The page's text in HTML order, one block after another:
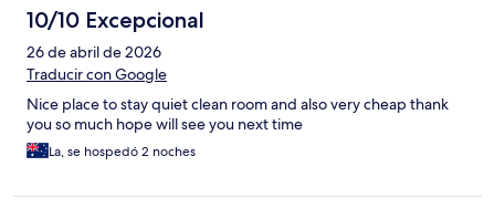
10/10 Excepcional
26 de abril de 2026
Traducir con Google
Nice place to stay quiet clean room and also very cheap thank
you so much hope will see you next time
La, se hospedó 2 noches